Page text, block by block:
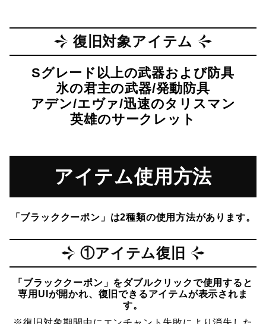
復旧対象アイテム
Sグレード以上の武器および防具
氷の君主の武器/発動防具
アデン/エヴァ/迅速のタリスマン
英雄のサークレット
アイテム使用方法
「ブラッククーポン」は2種類の使用方法があります。
①アイテム復旧
「ブラッククーポン」をダブルクリックで使用すると
専用UIが開かれ、復旧できるアイテムが表示されま
す。